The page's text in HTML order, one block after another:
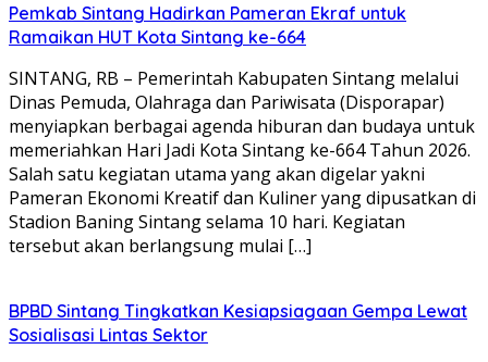
Pemkab Sintang Hadirkan Pameran Ekraf untuk
Ramaikan HUT Kota Sintang ke-664
SINTANG, RB – Pemerintah Kabupaten Sintang melalui
Dinas Pemuda, Olahraga dan Pariwisata (Disporapar)
menyiapkan berbagai agenda hiburan dan budaya untuk
memeriahkan Hari Jadi Kota Sintang ke-664 Tahun 2026.
Salah satu kegiatan utama yang akan digelar yakni
Pameran Ekonomi Kreatif dan Kuliner yang dipusatkan di
Stadion Baning Sintang selama 10 hari. Kegiatan
tersebut akan berlangsung mulai […]
BPBD Sintang Tingkatkan Kesiapsiagaan Gempa Lewat
Sosialisasi Lintas Sektor